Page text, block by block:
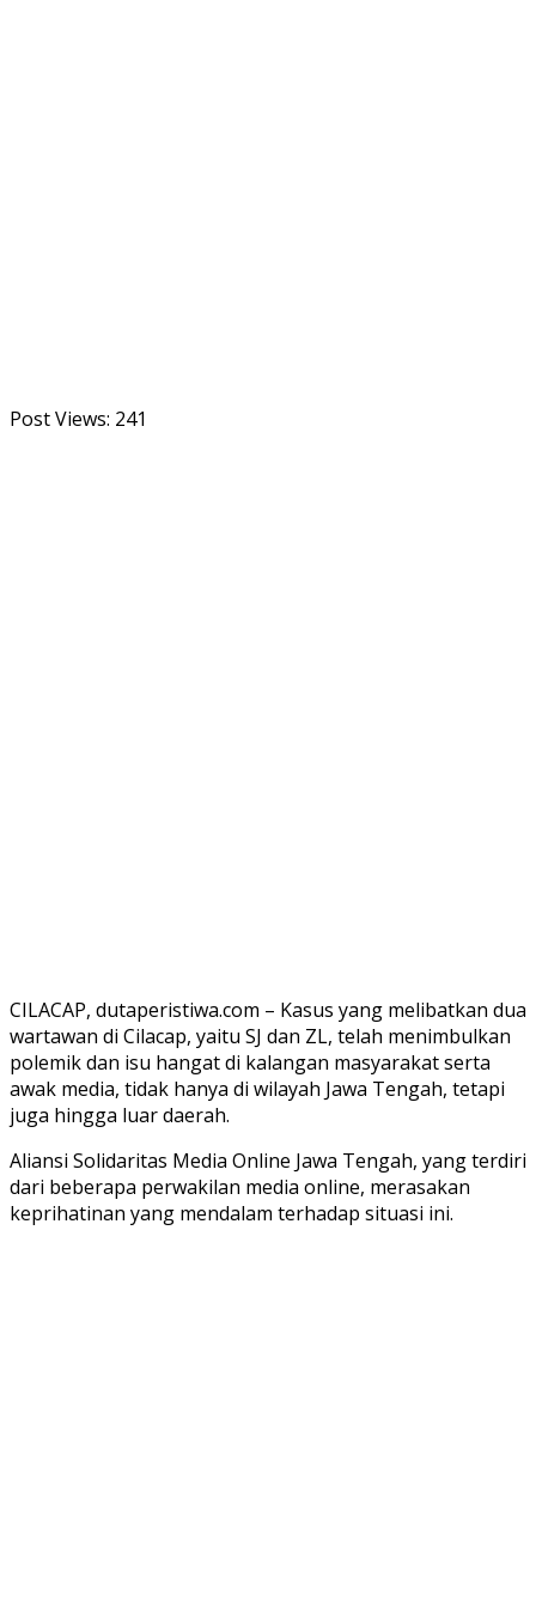
Post Views: 241
CILACAP, dutaperistiwa.com – Kasus yang melibatkan dua
wartawan di Cilacap, yaitu SJ dan ZL, telah menimbulkan
polemik dan isu hangat di kalangan masyarakat serta
awak media, tidak hanya di wilayah Jawa Tengah, tetapi
juga hingga luar daerah.
Aliansi Solidaritas Media Online Jawa Tengah, yang terdiri
dari beberapa perwakilan media online, merasakan
keprihatinan yang mendalam terhadap situasi ini.